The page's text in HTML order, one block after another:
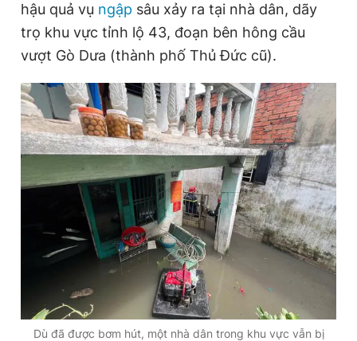
Đọc Thanh Niên trên điện thoại
Theo dõi báo trên
Hotline
0906 645 777
Liên hệ quảng cáo
0908 780 404
Quảng cáo RSS Tòa soạn Chính sách bảo
Tổng biên tập: Nguyễn Ngọc Toàn
Phó tổng biên tập thường trực: Hải Thành
Phó tổng biên tập: Lâm Hiếu Dũng
Phó tổng biên tập: Trần Việt Hưng
Tổng thư ký tòa soạn: Đức Trung
hậu quả vụ ngập sâu xảy ra tại nhà dân, dãy
trọ khu vực tỉnh lộ 43, đoạn bên hông cầu
vượt Gò Dưa (thành phố Thủ Đức cũ).
Dù đã được bơm hút, một nhà dân trong khu vực vẫn bị